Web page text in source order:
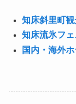
知床斜里町
知床流氷フェ
国内・海外